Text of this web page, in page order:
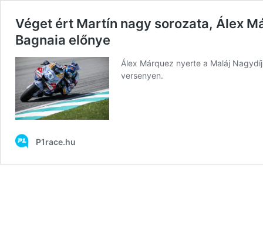
Véget ért Martín nagy sorozata, Álex
Bagnaia előnye
Álex Márquez nyerte a Maláj
versenyen.
P1race.hu